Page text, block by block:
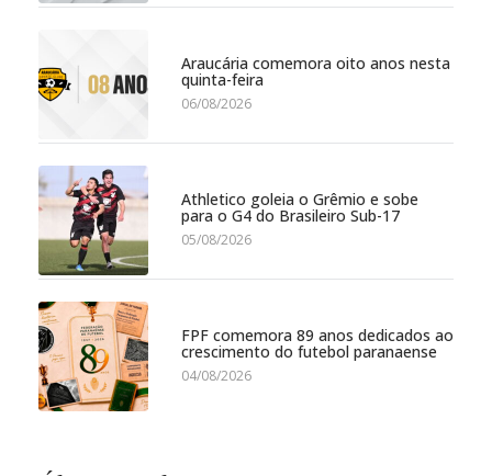
Araucária comemora oito anos nesta
quinta-feira
06/08/2026
Athletico goleia o Grêmio e sobe
para o G4 do Brasileiro Sub-17
05/08/2026
FPF comemora 89 anos dedicados ao
crescimento do futebol paranaense
04/08/2026